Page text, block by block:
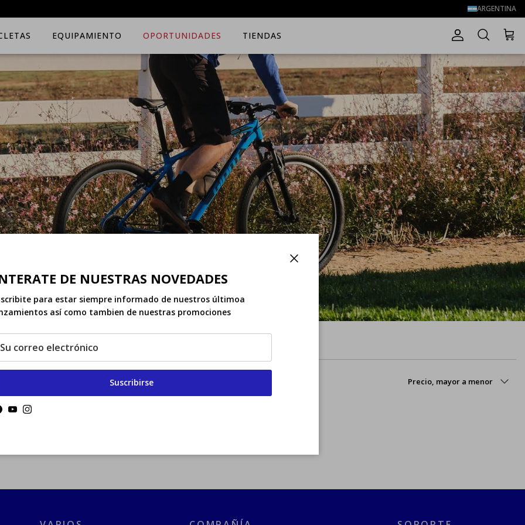
ARGENTINA
EQUIPAMIENTO OPORTUNIDADES TIENDAS CuentaBuscar Carrito
Precio, mayor a menor
Cerrar
DE NUESTRAS NOVEDADES
para estar siempre informado de nuestros últimoa
así como tambien de nuestras promociones
Suscribirse
YouTubeInstagram